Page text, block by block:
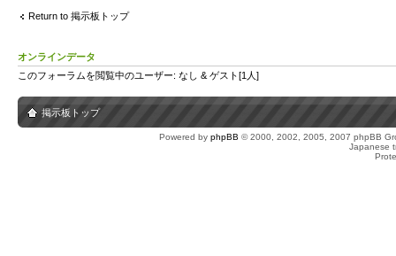
Return to 掲示板トップ
オンラインデータ
このフォーラムを閲覧中のユーザー: なし & ゲスト[1人]
掲示板トップ
Powered by phpBB © 2000, 2002, 2005, 2007 phpBB
Japanese